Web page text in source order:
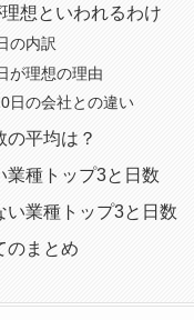
想といわれるわけ
の内訳
が理想の理由
日の会社との違い
の平均は？
業種トップ3と日数
い業種トップ3と日数
のまとめ